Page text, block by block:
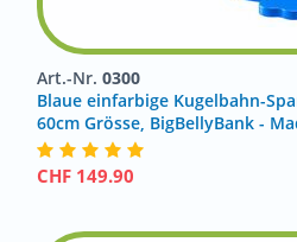
Art.-Nr. 0300
Blaue einfarbige Kugelbahn-
60cm Grösse, BigBellyBank -
CHF 149.90